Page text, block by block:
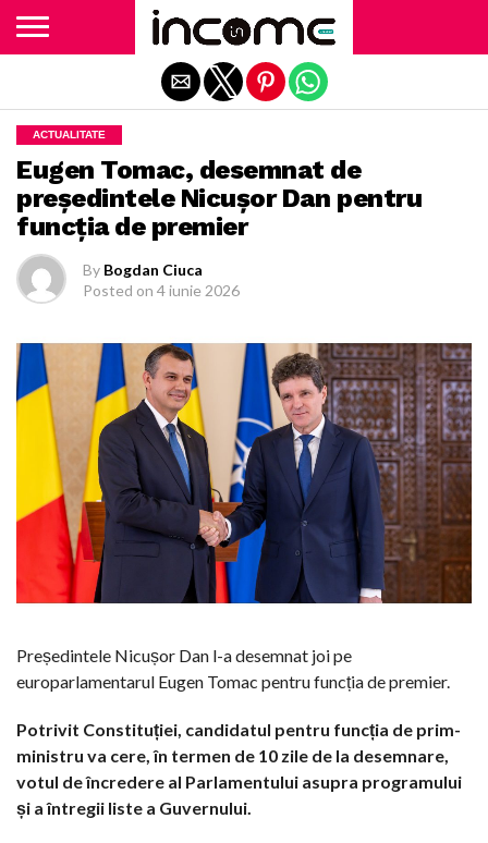
ACTUALITATE
Eugen Tomac, desemnat de
președintele Nicușor Dan pentru
funcția de premier
By Bogdan Ciuca
Posted on 4 iunie 2026
Președintele Nicușor Dan l-a desemnat joi pe
europarlamentarul Eugen Tomac pentru funcția de premier.
Potrivit Constituției, candidatul pentru funcția de prim-
ministru va cere, în termen de 10 zile de la desemnare,
votul de încredere al Parlamentului asupra programului
și a întregii liste a Guvernului.
Exit mobile version